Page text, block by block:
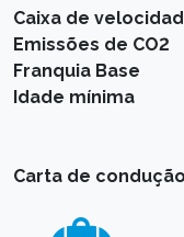
Caixa de
Emissões de CO2
Franquia Base
Idade mínima
Carta de condução